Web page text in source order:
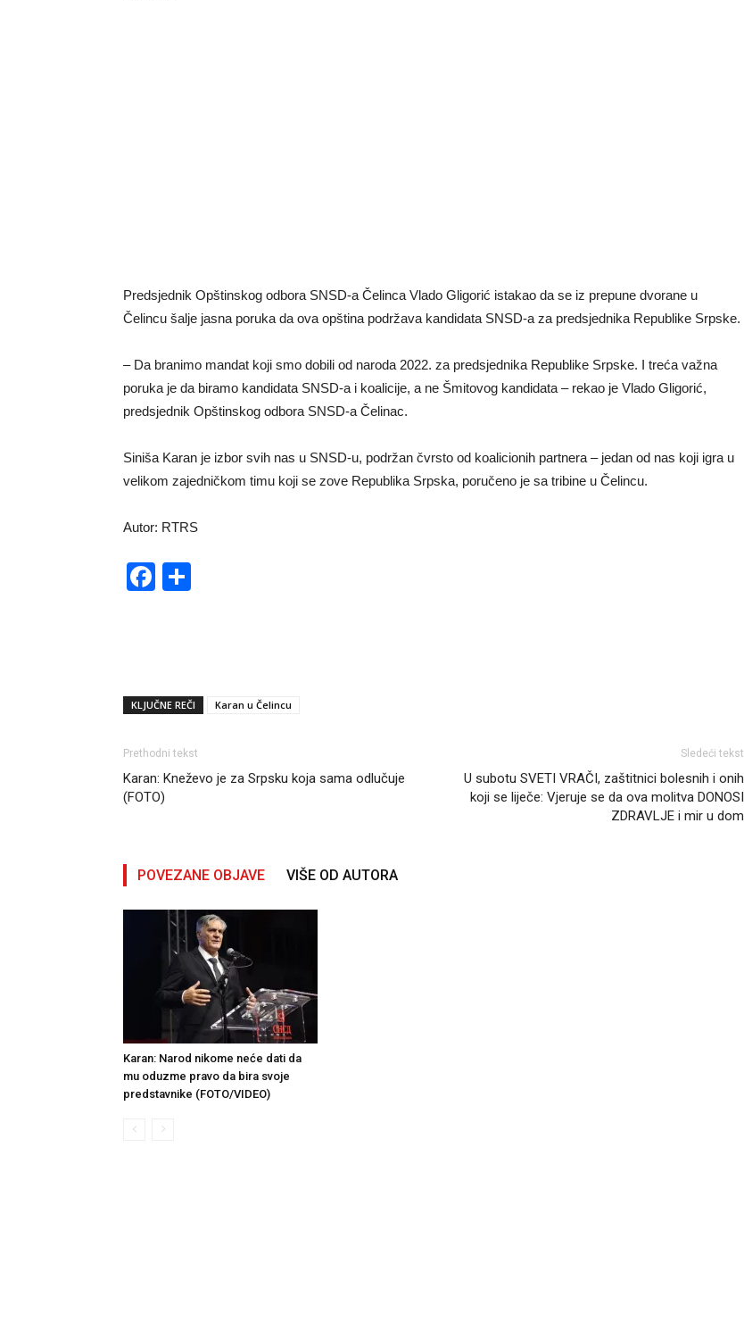
Predsjednik Opštinskog odbora SNSD-a Čelinca Vlado Gligorić istakao da se iz prepune dvorane u
Čelincu šalje jasna poruka da ova opština podržava kandidata SNSD-a za predsjednika Republike Srpske.
– Da branimo mandat koji smo dobili od naroda 2022. za predsjednika Republike Srpske. I treća važna
poruka je da biramo kandidata SNSD-a i koalicije, a ne Šmitovog kandidata – rekao je Vlado Gligorić,
predsjednik Opštinskog odbora SNSD-a Čelinac.
Siniša Karan je izbor svih nas u SNSD-u, podržan čvrsto od koalicionih partnera – jedan od nas koji igra u
velikom zajedničkom timu koji se zove Republika Srpska, poručeno je sa tribine u Čelincu.
Autor: RTRS
Facebook
KLJUČNE REČI Karan u Čelincu
Prethodni tekst
Karan: Kneževo je za Srpsku koja sama odlučuje
(FOTO)
Sledeći tekst
U subotu SVETI VRAČI, zaštitnici bolesnih i onih
koji se liječe: Vjeruje se da ova molitva DONOSI
ZDRAVLJE i mir u dom
POVEZANE OBJAVE VIŠE OD AUTORA
Karan: Narod nikome neće dati da
mu oduzme pravo da bira svoje
predstavnike (FOTO/VIDEO)